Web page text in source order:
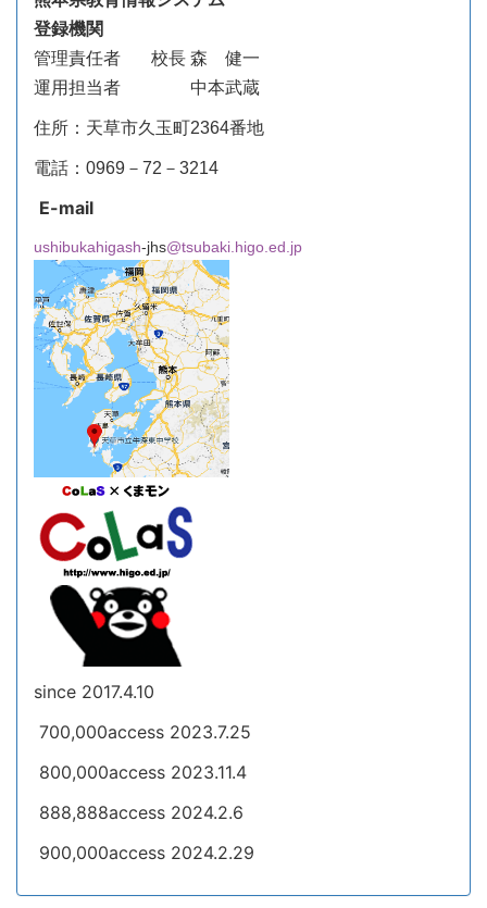
登録機関
管理責任者 校長 森 健一
運用担当者 中本武蔵
住所：天草市久玉町2364番地
電話：0969－72－3214
E-mail
ushibukahigash-jhs@tsubaki.higo.ed.jp
since 2017.4.10
700,000access 2023.7.25
800,000access 2023.11.4
888,888access 2024.2.6
900,000access 2024.2.29